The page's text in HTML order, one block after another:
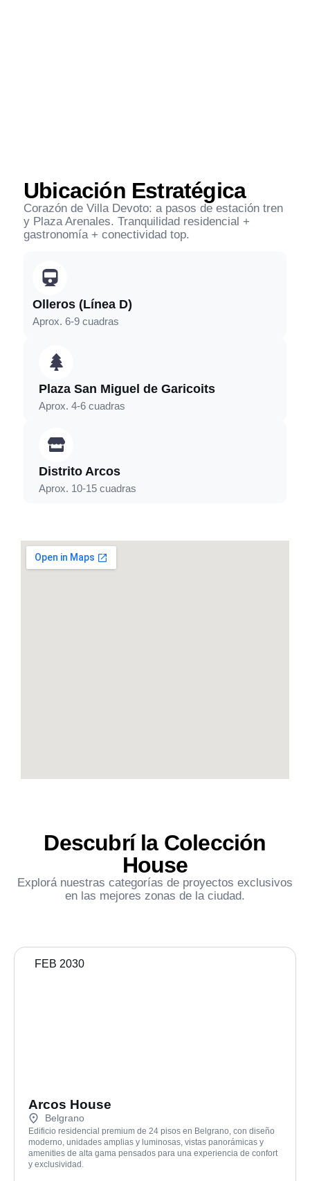
Ubicación Estratégica
Corazón de Villa Devoto: a pasos de estación tren
y Plaza Arenales. Tranquilidad residencial +
gastronomía + conectividad top.
Olleros (Línea D)
Aprox. 6-9 cuadras
Plaza San Miguel de Garicoits
Aprox. 4-6 cuadras
Distrito Arcos
Aprox. 10-15 cuadras
Descubrí la Colección
House
Explorá nuestras categorías de proyectos exclusivos
en las mejores zonas de la ciudad.
FEB 2030
Arcos House
Belgrano
Edificio residencial premium de 24 pisos en Belgrano, con diseño
moderno, unidades amplias y luminosas, vistas panorámicas y
amenities de alta gama pensados para una experiencia de confort
y exclusividad.